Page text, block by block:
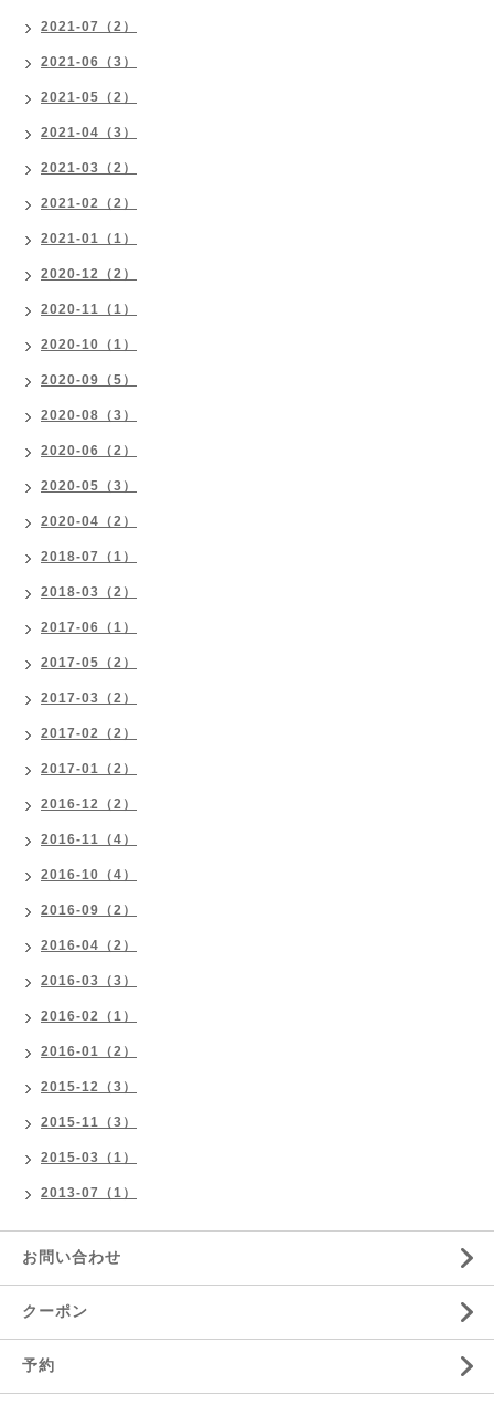
2021-07（2）
2021-06（3）
2021-05（2）
2021-04（3）
2021-03（2）
2021-02（2）
2021-01（1）
2020-12（2）
2020-11（1）
2020-10（1）
2020-09（5）
2020-08（3）
2020-06（2）
2020-05（3）
2020-04（2）
2018-07（1）
2018-03（2）
2017-06（1）
2017-05（2）
2017-03（2）
2017-02（2）
2017-01（2）
2016-12（2）
2016-11（4）
2016-10（4）
2016-09（2）
2016-04（2）
2016-03（3）
2016-02（1）
2016-01（2）
2015-12（3）
2015-11（3）
2015-03（1）
2013-07（1）
お問い合わせ
クーポン
予約